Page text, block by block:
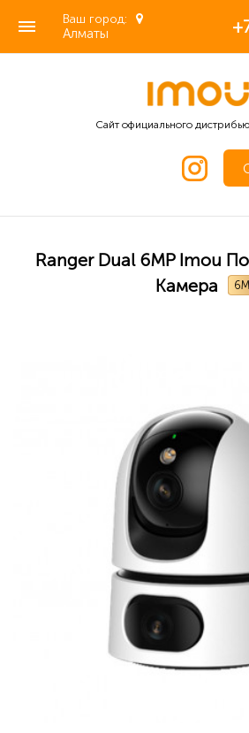
Ваш город:
Алматы
Сайт официального
Ranger Dual 6MP Imou
Камера